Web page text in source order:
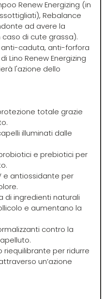
Mood
Morgan's
Morocutti
Moser
Muster
Muster & Dikson
reBond
Renew Energizing (in
Rebalance
ad avere la
di cute grassa).
caduta, anti-forfora
Lino Renew Energizing
l'azione dello
totale grazie
illuminati dalle
e prebiotici per
e antiossidante per
di ingredienti naturali
e aumentano la
contro la
per ridurre
un’azione